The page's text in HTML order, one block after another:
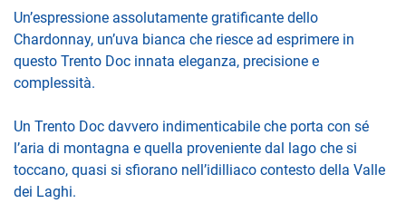
Un’espressione assolutamente gratificante dello
Chardonnay, un’uva bianca che riesce ad esprimere in
questo Trento Doc innata eleganza, precisione e
complessità.
Un Trento Doc davvero indimenticabile che porta con sé
l’aria di montagna e quella proveniente dal lago che si
toccano, quasi si sfiorano nell’idilliaco contesto della Valle
dei Laghi.